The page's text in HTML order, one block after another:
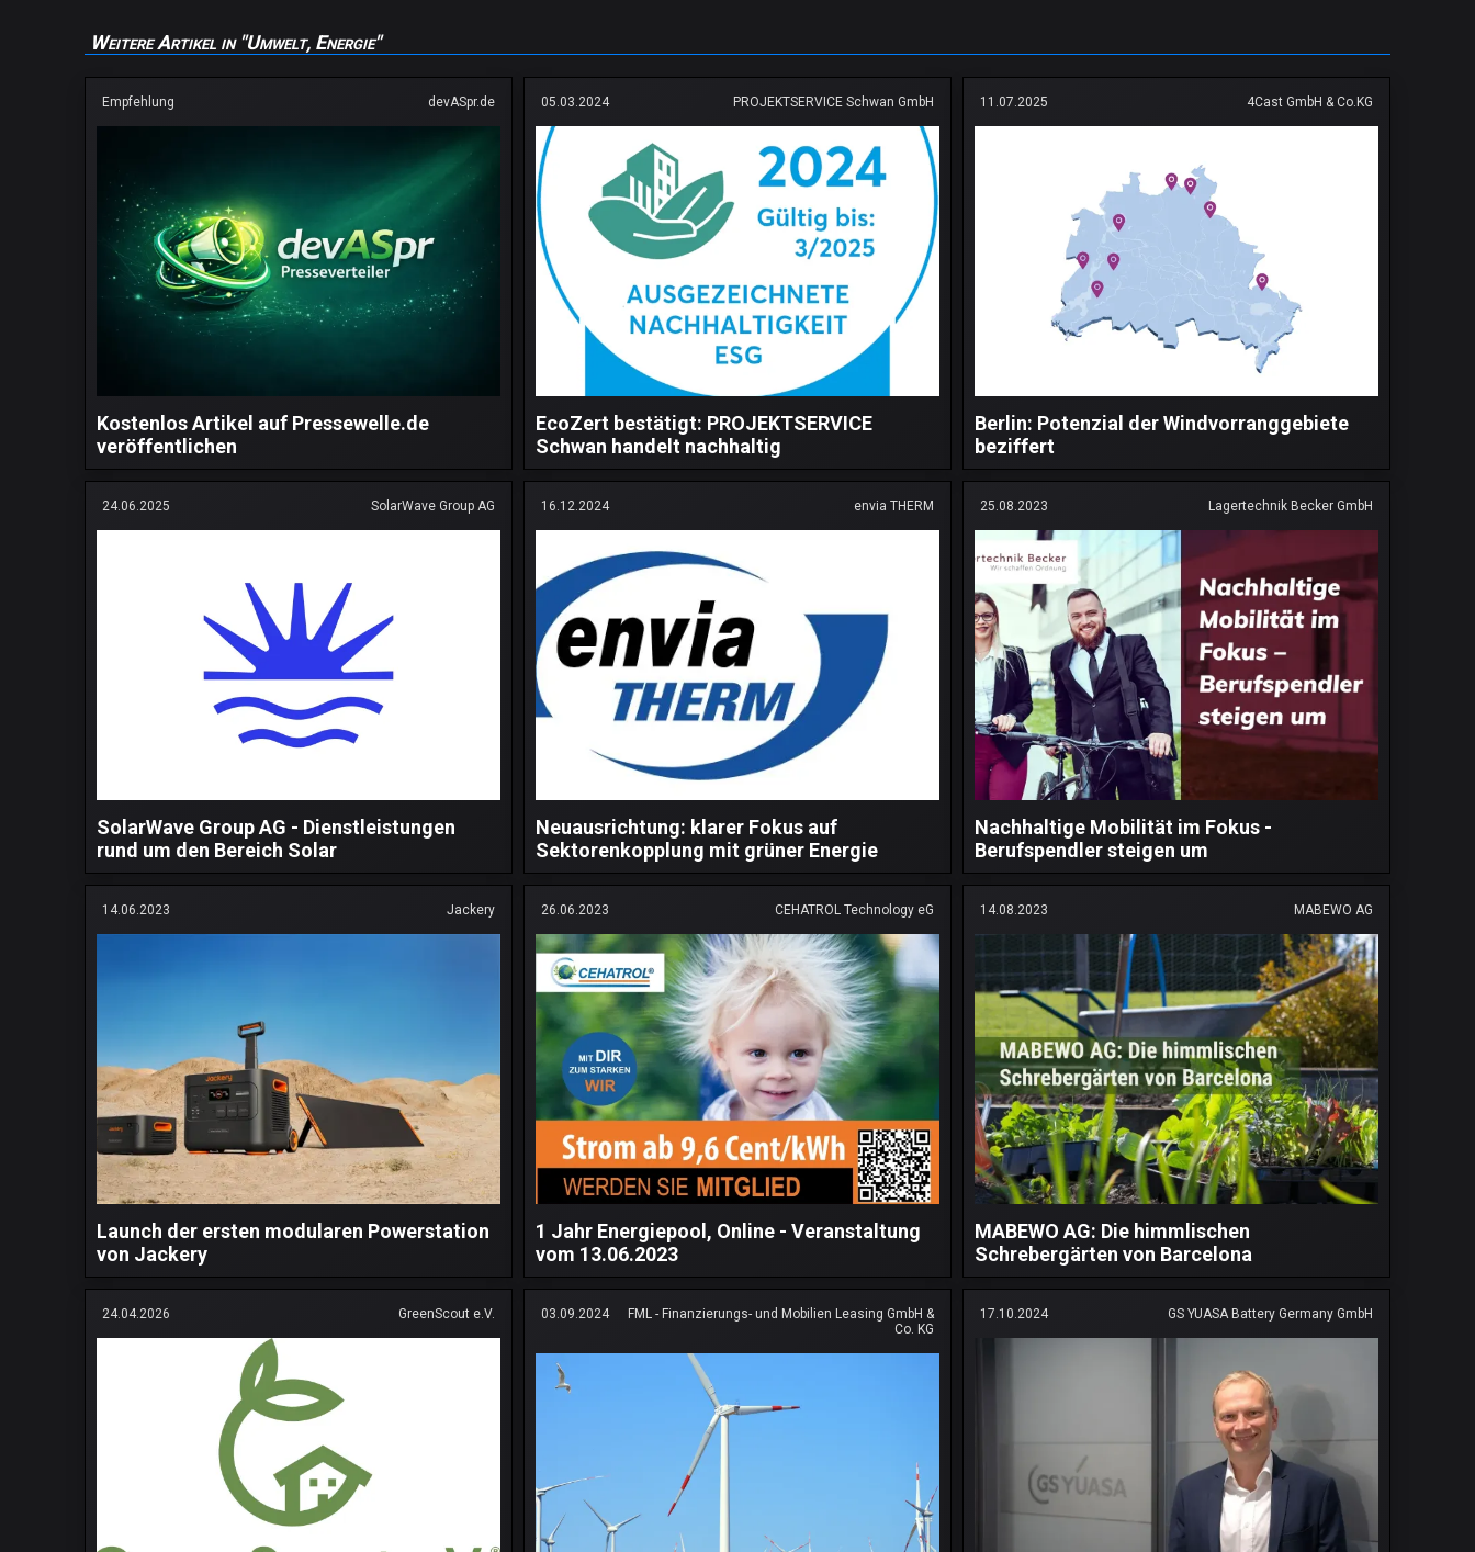
Weitere Artikel in "Umwelt, Energie"
Empfehlung devASpr.de
Kostenlos Artikel auf Pressewelle.de
veröffentlichen
05.03.2024 PROJEKTSERVICE Schwan GmbH
EcoZert bestätigt: PROJEKTSERVICE
Schwan handelt nachhaltig
11.07.2025 4Cast GmbH & Co.KG
Berlin: Potenzial der Windvorranggebiete
beziffert
24.06.2025 SolarWave Group AG
SolarWave Group AG - Dienstleistungen
rund um den Bereich Solar
16.12.2024 envia THERM
Neuausrichtung: klarer Fokus auf
Sektorenkopplung mit grüner Energie
25.08.2023 Lagertechnik Becker GmbH
Nachhaltige Mobilität im Fokus -
Berufspendler steigen um
14.06.2023 Jackery
Launch der ersten modularen Powerstation
von Jackery
26.06.2023 CEHATROL Technology eG
1 Jahr Energiepool, Online - Veranstaltung
vom 13.06.2023
14.08.2023 MABEWO AG
MABEWO AG: Die himmlischen
Schrebergärten von Barcelona
24.04.2026 GreenScout e.V. 03.09.2024
FML - Finanzierungs- und Mobilien Leasing GmbH &
Co. KG
17.10.2024 GS YUASA Battery Germany GmbH